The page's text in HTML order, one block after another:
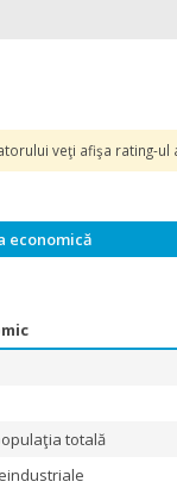
veţi afişa rating-
economică
totală